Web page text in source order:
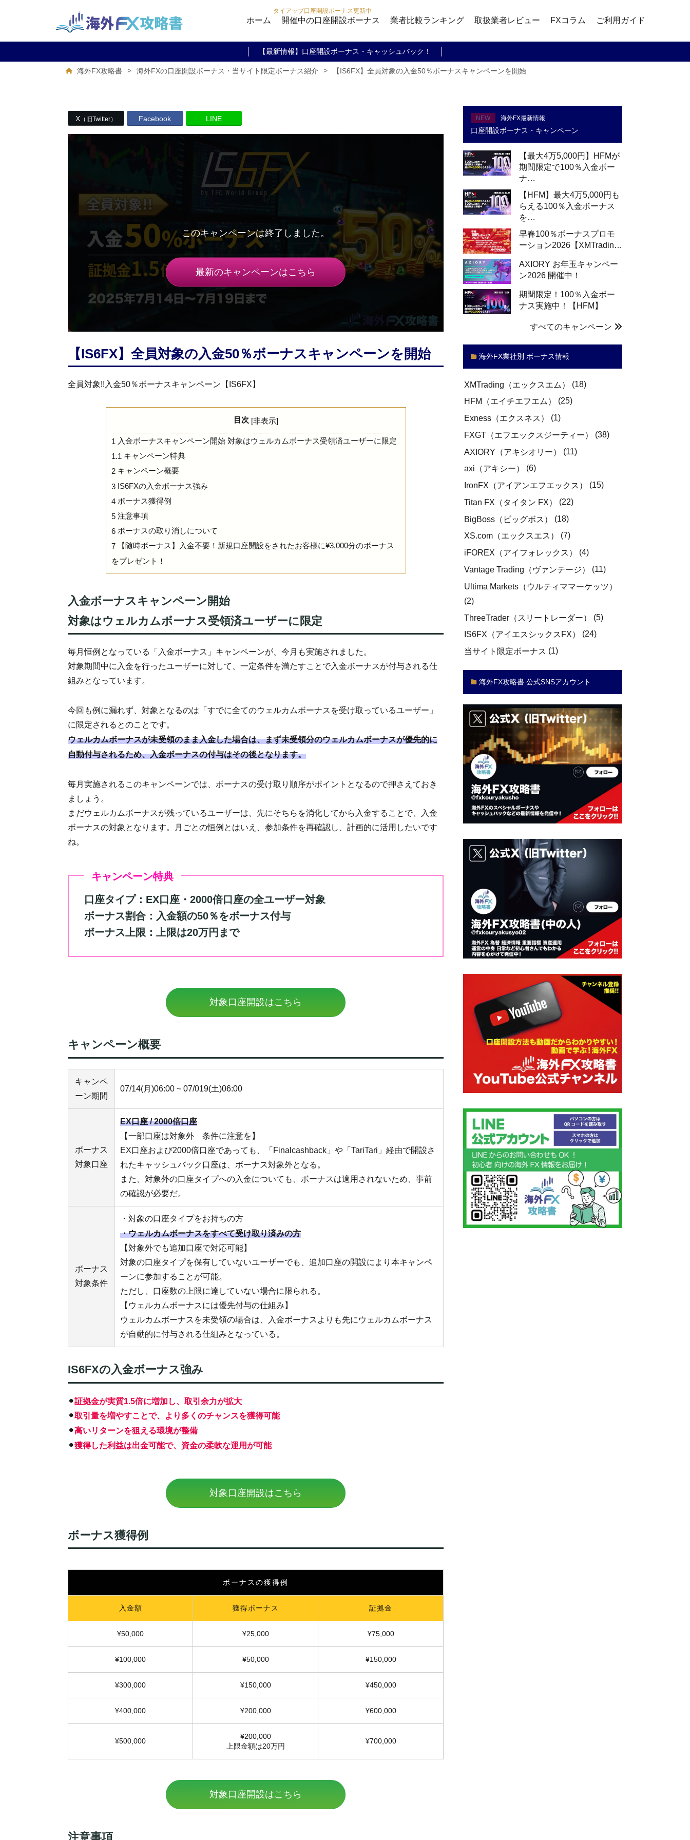
ホーム
タイアップ口座開設ボーナス更新中
開催中の口座開設ボーナス 業者比較ランキング 取扱業者レビュー FXコラム ご利用ガイド
【最新情報】口座開設ボーナス・キャッシュバック！
海外FX攻略書 > 海外FXの口座開設ボーナス・当サイト限定ボーナス紹介 > 【IS6FX】全員対象の入金50％ボーナスキャンペーンを開始
X（旧Twitter） Facebook LINE
最新のキャンペーンはこちら
【IS6FX】全員対象の入金50％ボーナスキャンペーンを開始
全員対象!!入金50％ボーナスキャンペーン【IS6FX】
目次 [非表示]
1 入金ボーナスキャンペーン開始 対象はウェルカムボーナス受領済ユーザーに限定
1.1 キャンペーン特典
2キャンペーン概要
3IS6FXの入金ボーナス強み
4ボーナス獲得例
5注意事項
6ボーナスの取り消しについて
7【随時ボーナス】入金不要！新規口座開設をされたお客様に¥3,000分のボーナス
をプレゼント！
入金ボーナスキャンペーン開始
対象はウェルカムボーナス受領済ユーザーに限定
毎月恒例となっている「入金ボーナス」キャンペーンが、今月も実施されました。
対象期間中に入金を行ったユーザーに対して、一定条件を満たすことで入金ボーナスが付与される仕
組みとなっています。
今回も例に漏れず、対象となるのは「すでに全てのウェルカムボーナスを受け取っているユーザー」
に限定されるとのことです。
ウェルカムボーナスが未受領のまま入金した場合は、まず未受領分のウェルカムボーナスが優先的に
自動付与されるため、入金ボーナスの付与はその後となります。
毎月実施されるこのキャンペーンでは、ボーナスの受け取り順序がポイントとなるので押さえておき
ましょう。
まだウェルカムボーナスが残っているユーザーは、先にそちらを消化してから入金することで、入金
ボーナスの対象となります。月ごとの恒例とはいえ、参加条件を再確認し、計画的に活用したいです
ね。
キャンペーン特典
口座タイプ：EX口座・2000倍口座の全ユーザー対象
ボーナス割合：入金額の50％をボーナス付与
ボーナス上限：上限は20万円まで
対象口座開設はこちら
キャンペーン概要
キャンペ
ーン期間
07/14(月)06:00 ~ 07/019(土)06:00
ボーナス
対象口座
EX口座 / 2000倍口座
【一部口座は対象外 条件に注意を】
EX口座および2000倍口座であっても、「Finalcashback」や「TariTari」経由で開設さ
れたキャッシュバック口座は、ボーナス対象外となる。
また、対象外の口座タイプへの入金についても、ボーナスは適用されないため、事前
の確認が必要だ。
ボーナス
対象条件
・対象の口座タイプをお持ちの方
・ウェルカムボーナスをすべて受け取り済みの方
【対象外でも追加口座で対応可能】
対象の口座タイプを保有していないユーザーでも、追加口座の開設により本キャンペ
ーンに参加することが可能。
ただし、口座数の上限に達していない場合に限られる。
【ウェルカムボーナスには優先付与の仕組み】
ウェルカムボーナスを未受領の場合は、入金ボーナスよりも先にウェルカムボーナス
が自動的に付与される仕組みとなっている。
IS6FXの入金ボーナス強み
⚫︎証拠金が実質1.5倍に増加し、取引余力が拡大
⚫︎取引量を増やすことで、より多くのチャンスを獲得可能
⚫︎高いリターンを狙える環境が整備
⚫︎獲得した利益は出金可能で、資金の柔軟な運用が可能
対象口座開設はこちら
ボーナス獲得例
ボーナスの獲得例
入金額 獲得ボーナス 証拠金
¥50,000 ¥25,000 ¥75,000
¥100,000 ¥50,000 ¥150,000
¥300,000 ¥150,000 ¥450,000
¥400,000 ¥200,000 ¥600,000
¥500,000
¥200,000
上限金額は20万円
¥700,000
対象口座開設はこちら
注意事項
NEW 海外FX最新情報
口座開設ボーナス・キャンペーン
【最大4万5,000円】HFMが
期間限定で100％入金ボー
ナ…
【HFM】最大4万5,000円も
らえる100％入金ボーナス
を…
早春100％ボーナスプロモ
ーション2026【XMTradin…
AXIORY お年玉キャンペー
ン2026 開催中！
期間限定！100％入金ボー
ナス実施中！【HFM】
すべてのキャンペーン
海外FX業社別 ボーナス情報
XMTrading（エックスエム）
(18)
HFM（エイチエフエム）
(25)
Exness（エクスネス）
(1)
FXGT（エフエックスジーティー）
(38)
AXIORY（アキシオリー）
(11)
axi（アキシー）
(6)
IronFX（アイアンエフエックス）
(15)
Titan FX（タイタン FX）
(22)
BigBoss（ビッグボス）
(18)
XS.com（エックスエス）
(7)
iFOREX（アイフォレックス）
(4)
Vantage Trading（ヴァンテージ）
(11)
Ultima Markets（ウルティママーケッツ）
(2)
ThreeTrader（スリートレーダー）
(5)
IS6FX（アイエスシックスFX）
(24)
当サイト限定ボーナス (1)
海外FX攻略書 公式SNSアカウント